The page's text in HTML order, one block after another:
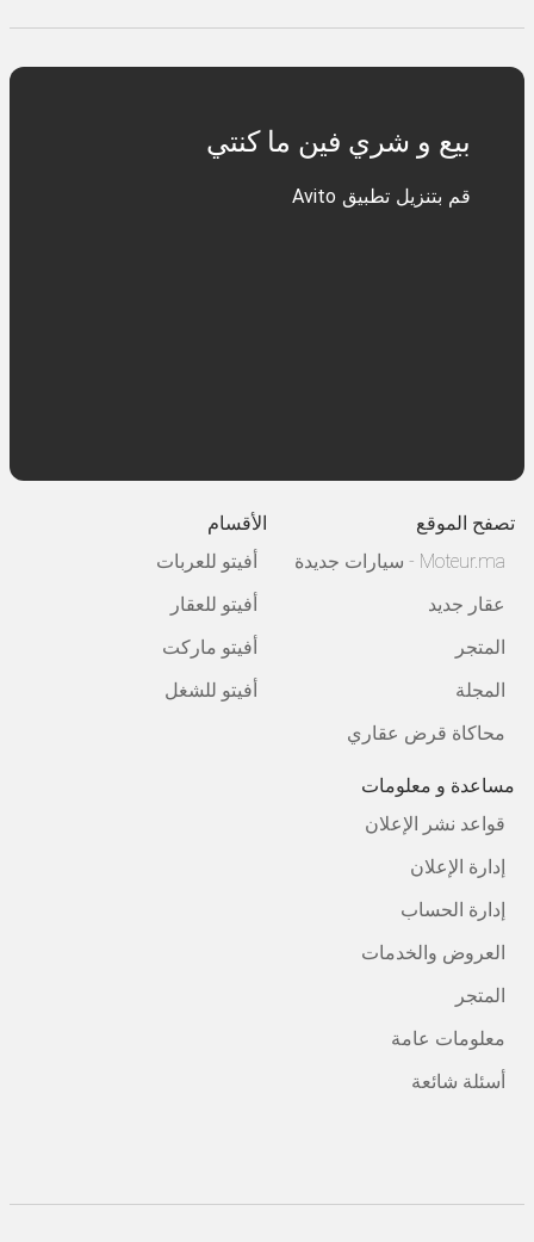
بيع و شري فين ما كنتي
قم بتنزيل تطبيق Avito
تصفح الموقع
Moteur.ma - سيارات جديدة
عقار جديد
المتجر
المجلة
محاكاة قرض عقاري
الأقسام
أفيتو للعربات
أفيتو للعقار
أفيتو ماركت
أفيتو للشغل
مساعدة و معلومات
قواعد نشر الإعلان
إدارة الإعلان
إدارة الحساب
العروض والخدمات
المتجر
معلومات عامة
أسئلة شائعة